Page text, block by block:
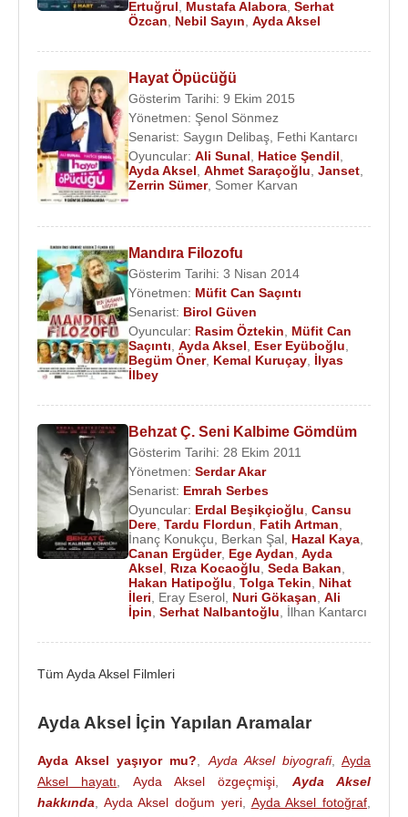
Kuruçay,Eser Eyüboğlu, ve Ayda Aksel paylaştı.
kadın oyuncusu" Aşk Tesadüfleri Sever -
Faruk Sorak
2007 - Afife Tiyatro Ödülleri : Yılın Müzikal ya da
Komedi Dalında En Başarılı Kadın Oyuncusu,
Omuzumdaki Melek
2007 - Lions Tiyatro Ödülleri En Başarılı Kadın
2007 - İstanbul Teknik Üniversitesi En Başarılı
Kadın Oyuncu Omuzumdaki Melek
2004 -İsmet Küntay: En İyi Kadın Oyuncu Ödülü-
Yarım Bardak Su
2003 - Afife Tiyatro Ödülleri : En İyi Kadın Oyuncu
Ödülü Ölümüne Suçlu
1999 - 11.Ankara Film Festivali : En İyi Kadın
Oyuncu Kaçıklık Diploması
1999 - 10.Orhan ArıburnuÖdülleri : En İyi Kadın
Oyuncu Kaçıklık Diploması
Rol Aldığı Bazı Tiyatro Oyunları
Omuzumdaki Melek :Stephan Levi- İstanbul
Devlet Tiyatrosu
2004 - Yarım Bardak Su :Tarık Ginersel- İstanbul
Devlet Tiyatrosu
2002 - Ölümüne Suçlu : Richard Harris- İstanbul
Devlet Tiyatrosu
Sadri AlışıkTiyatrosu
Devlet Tiyatrosu
1993 - Gizli Oturum : jean-paul-sartre - İstanbul
Ertuğrul Mustafa Alabora Serhat
Özcan
Nebil Sayın Ayda Aksel
Hayat Öpücüğü
Gösterim Tarihi: 9 Ekim 2015
Yönetmen: Şenol Sönmez
Senarist: Saygın Delibaş Fethi Kantarcı
Oyuncular: Ali Sunal Hatice Şendil
Ayda Aksel Ahmet Saraçoğlu Janset
Zerrin Sümer, Somer Karvan
Mandıra Filozofu
Gösterim Tarihi: 3 Nisan 2014
Yönetmen: Müfit Can Saçıntı
Senarist: Birol Güven
Oyuncular: Rasim Öztekin, Müfit Can
Saçıntı, Ayda Aksel, Eser Eyüboğlu,
Begüm Öner, Kemal Kuruçay, İlyas
İlbey
Behzat Ç. Seni Kalbime Gömdüm
Gösterim Tarihi: 28 Ekim 2011
Yönetmen: Serdar Akar
Senarist: Emrah Serbes
Oyuncular: Erdal Beşikçioğlu, Cansu
Dere, Tardu Flordun, Fatih Artman,
İnanç Konukçu, Berkan Şal, Hazal Kaya,
Canan Ergüder, Ege Aydan, Ayda
Aksel, Rıza Kocaoğlu, Seda Bakan,
Hakan Hatipoğlu, Tolga Tekin, Nihat
İleri, Eray Eserol, Nuri Gökaşan, Ali
İpin, Serhat Nalbantoğlu, İlhan Kantarcı
Tüm Ayda Aksel Filmleri
Ayda Aksel İçin Yapılan Aramalar
Ayda Aksel yaşıyor mu?,Ayda Aksel biyografi,Ayda
Aksel hayatı, Ayda Aksel özgeçmişi, Ayda Aksel
hakkında, Ayda Aksel doğum yeri, Ayda Aksel fotoğraf,